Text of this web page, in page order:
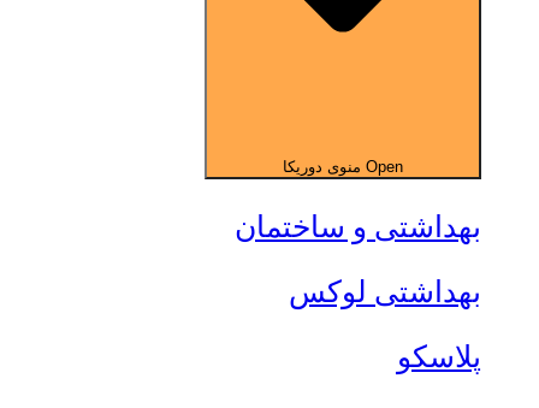
Open منوی دوریکا
بهداشتی و ساختمان
بهداشتی لوکس
پلاسکو